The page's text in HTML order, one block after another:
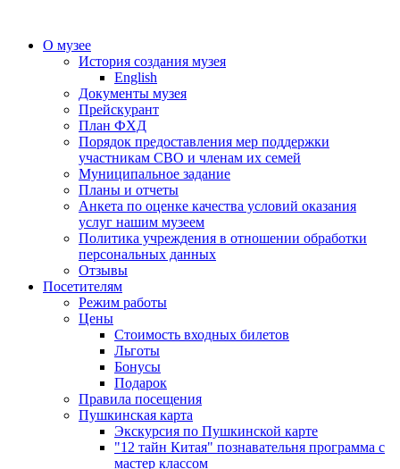
О музее
История создания музея
English
Документы музея
Прейскурант
План ФХД
Порядок предоставления мер поддержки
участникам СВО и членам их семей
Муниципальное задание
Планы и отчеты
Анкета по оценке качества условий оказания
услуг нашим музеем
Политика учреждения в отношении обработки
персональных данных
Отзывы
Посетителям
Режим работы
Цены
Стоимость входных билетов
Льготы
Бонусы
Подарок
Правила посещения
Пушкинская карта
Экскурсия по Пушкинской карте
"12 тайн Китая" познавательня программа с
мастер классом